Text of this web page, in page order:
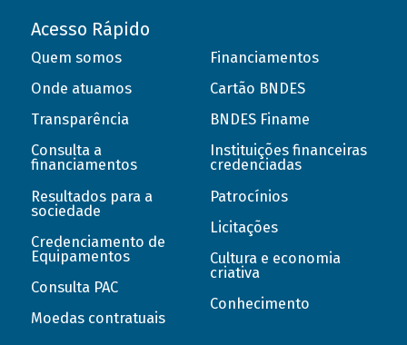
Acesso Rápido
Quem somos
Onde atuamos
Transparência
Consulta a
financiamentos
Resultados para a
sociedade
Credenciamento de
Equipamentos
Consulta PAC
Moedas contratuais
Financiamentos
Cartão BNDES
BNDES Finame
Instituições financeiras
credenciadas
Patrocínios
Licitações
Cultura e economia
criativa
Conhecimento